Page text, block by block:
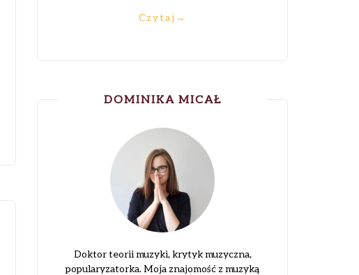
Czytaj →
DOMINIKA MICAŁ
Doktor teorii muzyki, krytyk muzyczna,
popularyzatorka. Moja znajomość z muzyką